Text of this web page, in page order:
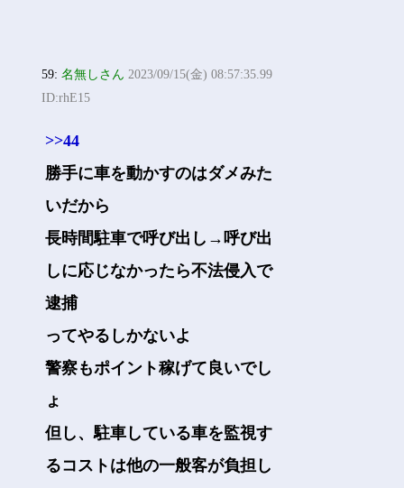
59:名無しさん 2023/09/15(金) 08:57:35.99
ID:rhE15
>>44
勝手に車を動かすのはダメみた
いだから
長時間駐車で呼び出し→呼び出
しに応じなかったら不法侵入で
逮捕
ってやるしかないよ
警察もポイント稼げて良いでし
ょ
但し、駐車している車を監視す
るコストは他の一般客が負担し